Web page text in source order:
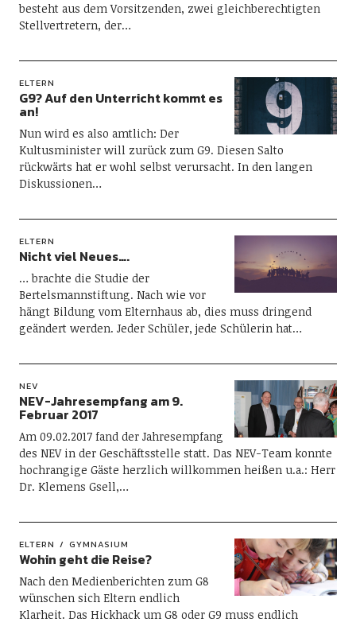
besteht aus dem Vorsitzenden, zwei gleichberechtigten
Stellvertretern, der…
ELTERN
G9? Auf den Unterricht kommt es
an!
Nun wird es also amtlich: Der
Kultusminister will zurück zum G9. Diesen Salto
rückwärts hat er wohl selbst verursacht. In den langen
Diskussionen…
ELTERN
Nicht viel Neues….
… brachte die Studie der
Bertelsmannstiftung. Nach wie vor
hängt Bildung vom Elternhaus ab, dies muss dringend
geändert werden. Jeder Schüler, jede Schülerin hat…
NEV
NEV-Jahresempfang am 9.
Februar 2017
Am 09.02.2017 fand der Jahresempfang
des NEV in der Geschäftsstelle statt. Das NEV-Team konnte
hochrangige Gäste herzlich willkommen heißen u.a.: Herr
Dr. Klemens Gsell,…
ELTERN GYMNASIUM
Wohin geht die Reise?
Nach den Medienberichten zum G8
wünschen sich Eltern endlich
Klarheit. Das Hickhack um G8 oder G9 muss endlich